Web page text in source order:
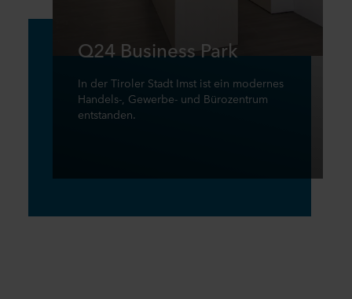
Q24 Business Park
In der Tiroler Stadt Imst ist ein modernes
Handels-, Gewerbe- und Bürozentrum
entstanden.